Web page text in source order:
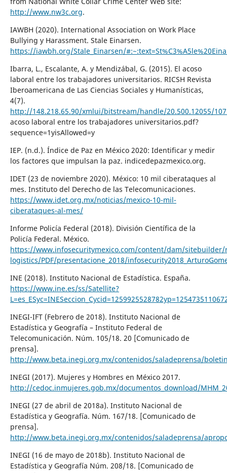
http://www.nw3c.org.
IAWBH (2020). International Association on Work Place
Bullying y Harassment. Stale Einarsen.
https://iawbh.org/Stale_Einarsen/
Ibarra, L., Escalante, A. y Mendizábal, G. (2015). El acoso
laboral entre los trabajadores universitarios. RICSH Revista
Iberoamericana de Las Ciencias Sociales y Humanísticas,
4(7).
http://148.218.65.90/xmlui/bitstream/handle/20.500.12055/
acoso laboral entre los trabajadores universitarios.pdf?
sequence=1yisAllowed=y
IEP. (n.d.). Índice de Paz en México 2020: Identificar y medir
los factores que impulsan la paz. indicedepazmexico.org.
IDET (23 de noviembre 2020). México: 10 mil ciberataques al
mes. Instituto del Derecho de las Telecomunicaciones.
https://www.idet.org.mx/noticias/mexico-10-mil-
ciberataques-al-mes/
Informe Policía Federal (2018). División Científica de la
Policía Federal. México.
https://www.infosecuritymexico.com/content/dam/
logistics/PDF/presentacione_2018/
INE (2018). Instituto Nacional de Estadística. España.
https://www.ine.es/ss/Satellite?
INEGI-IFT (Febrero de 2018). Instituto Nacional de
Estadística y Geografía – Instituto Federal de
Telecomunicación. Núm. 105/18. 20 [Comunicado de
prensa].
http://www.beta.inegi.org.mx/contenidos/saladeprensa/
INEGI (2017). Mujeres y Hombres en México 2017.
http://cedoc.inmujeres.gob.mx/documentos_download/
INEGI (27 de abril de 2018a). Instituto Nacional de
Estadística y Geografía. Núm. 167/18. [Comunicado de
prensa].
http://www.beta.inegi.org.mx/contenidos/saladeprensa/
INEGI (16 de mayo de 2018b). Instituto Nacional de
Estadística y Geografía Núm. 208/18. [Comunicado de